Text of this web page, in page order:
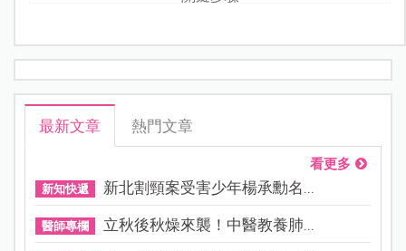
最新文章 熱門文章
看更多
新知快遞 新北割頸案受害少年楊承勳名...
醫師專欄 立秋後秋燥來襲！中醫教養肺...